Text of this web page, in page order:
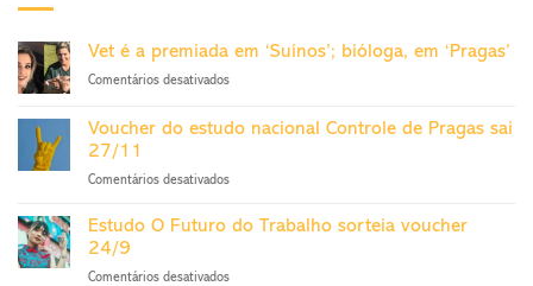
Vet é a premiada em ‘Suínos’; bióloga, em ‘Pragas’
Comentários desativadosem
é
em
bióloga,
Voucher do estudo nacional Controle de Pragas sai
27/11
Comentários desativadosem
do
Controle
Estudo O Futuro do Trabalho sorteia voucher
24/9
Comentários desativadosem